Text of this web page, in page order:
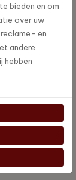
is ook een plek
van heerlijke
kwaliteit in al
is de
graag hun
bieden en om
over uw
en
andere
hebben